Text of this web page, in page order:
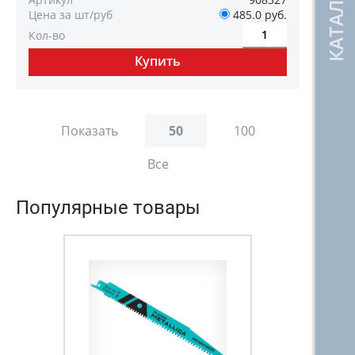
Цена за шт/руб
485.0 руб.
Кол-во
Показать 50
100
Все
Популярные товары